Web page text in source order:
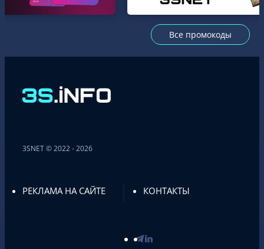
Все промокоды
3SNET © 2022 - 2026
РЕКЛАМА НА САЙТЕ КОНТАКТЫ